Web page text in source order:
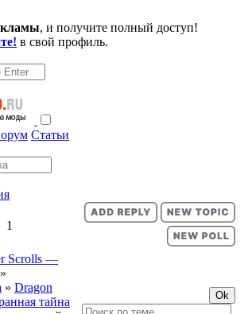
, и получите полный доступ!
в свой профиль.
Статьи
1
Scrolls —
»
» Dragon
тайна